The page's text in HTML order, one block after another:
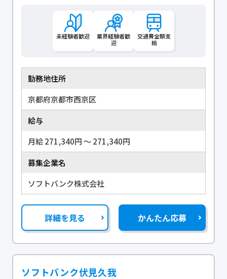
未経験者歓迎
業界経験者歓
迎
交通費全額支
給
勤務地住所
京都府京都市西京区
給与
月給 271,340円 〜 271,340円
募集企業名
ソフトバンク株式会社
詳細を見る かんたん応募
ソフトバンク伏見久我